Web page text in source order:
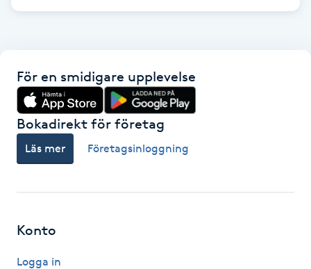
Hollywood Peel
Hot Stone Massage
För en smidigare upplevelse
Bokadirekt för företag
Läs mer Företagsinloggning
Konto
Logga in